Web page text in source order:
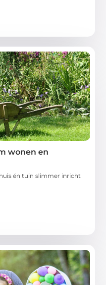
wonen en
én tuin slimmer inricht